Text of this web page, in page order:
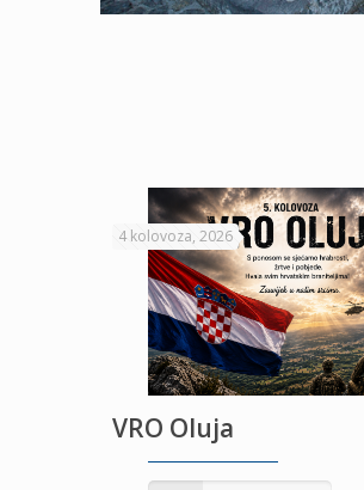
4 kolovoza, 2026
VRO Oluja